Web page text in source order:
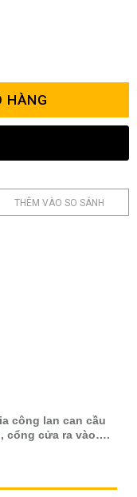
HÀNG
THÊM VÀO SO SÁNH
công lan can cầu
cổng cửa ra vào….